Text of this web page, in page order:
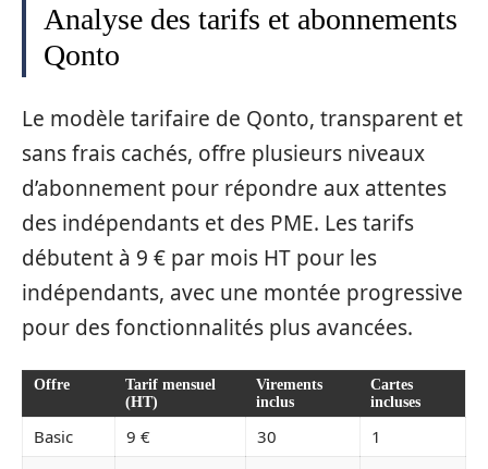
Analyse des tarifs et abonnements
Qonto
Le modèle tarifaire de Qonto, transparent et
sans frais cachés, offre plusieurs niveaux
d’abonnement pour répondre aux attentes
des indépendants et des PME. Les tarifs
débutent à 9 € par mois HT pour les
indépendants, avec une montée progressive
pour des fonctionnalités plus avancées.
Offre
Tarif mensuel
(HT)
Virements
inclus
Cartes
incluses
Basic 9 € 30
1